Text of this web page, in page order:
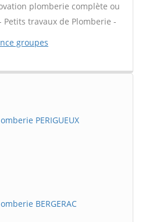
plomberie complète ou
travaux de Plomberie -
groupes
PERIGUEUX
BERGERAC